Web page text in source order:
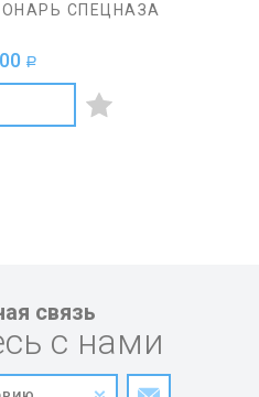
СПЕЦНАЗА
a
связь
с нами